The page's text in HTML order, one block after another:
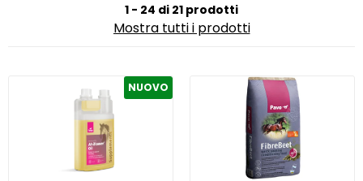
1 - 24 di 21 prodotti
Mostra tutti i prodotti
NUOVO